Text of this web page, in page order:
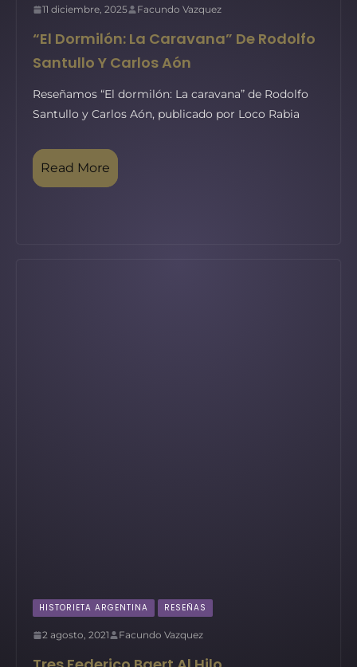
11 diciembre, 2025 Facundo Vazquez
“El Dormilón: La Caravana” De Rodolfo
Santullo Y Carlos Aón
Reseñamos “El dormilón: La caravana” de Rodolfo
Santullo y Carlos Aón, publicado por Loco Rabia
Read More
HISTORIETA ARGENTINA RESEÑAS
2 agosto, 2021 Facundo Vazquez